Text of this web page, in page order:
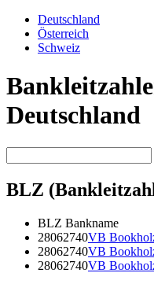
Deutschland
Österreich
Schweiz
Deutschland
BLZ
BLZ Bankname
28062740VB
28062740VB
28062740VB